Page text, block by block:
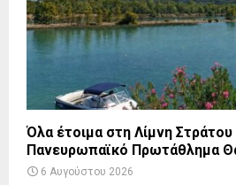
Όλα έτοιμα στη Λίμνη Στράτου
Πανευρωπαϊκό Πρωτάθλημα
6 Αυγούστου 2026